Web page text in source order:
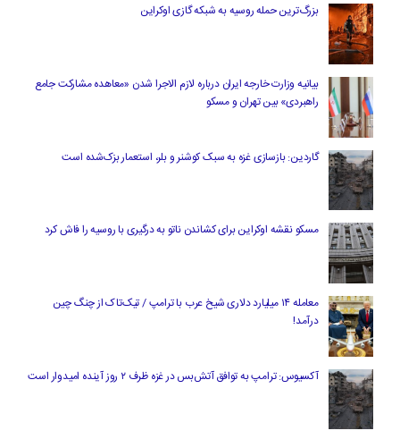
بزرگ‌ترین حمله روسیه به شبکه گازی اوکراین
بیانیه وزارت خارجه ایران درباره لازم‌ الاجرا شدن «معاهده مشارکت جامع
راهبردی» بین تهران و مسکو
گاردین: بازسازی غزه به سبک کوشنر و بلر، استعمار بزک‌شده است
مسکو نقشه اوکراین برای کشاندن ناتو به درگیری با روسیه را فاش کرد
معامله ۱۴ میلیارد دلاری شیخ عرب با ترامپ / تیک‌تاک از چنگ چین
درآمد!
آکسیوس: ترامپ به توافق آتش‌بس در غزه ظرف ۲ روز آینده امیدوار است